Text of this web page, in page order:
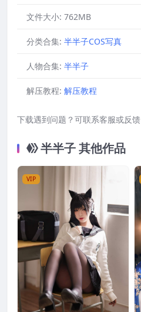
文件大小: 762MB
分类合集: 半半子COS写真
人物合集: 半半子
解压教程: 解压教程
下载遇到问题？可联系客服或反馈
半半子 其他作品
VIP